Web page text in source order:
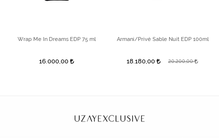
Wrap Me In Dreams EDP 75 ml
16.000,00
Armani/Privé Sable Nuit EDP 100ml
18.180,00 20.200,00